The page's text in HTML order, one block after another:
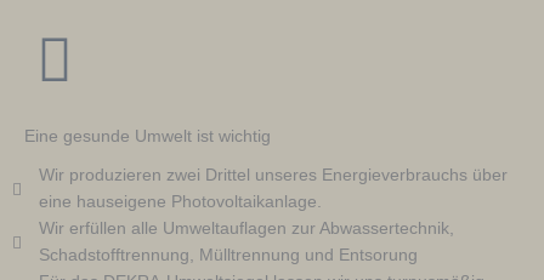
Eine gesunde Umwelt ist wichtig
Wir produzieren zwei Drittel unseres Energieverbrauchs über
eine hauseigene Photovoltaikanlage.
Wir erfüllen alle Umweltauflagen zur Abwassertechnik,
Schadstofftrennung, Mülltrennung und Entsorung